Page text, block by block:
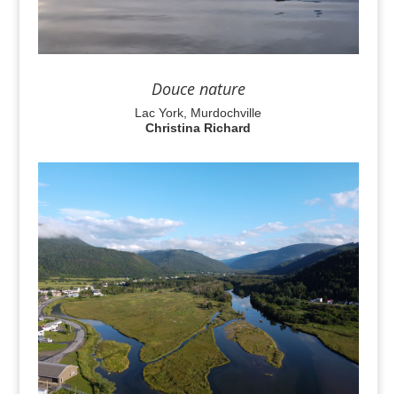
Douce nature
Lac York, Murdochville
Christina Richard